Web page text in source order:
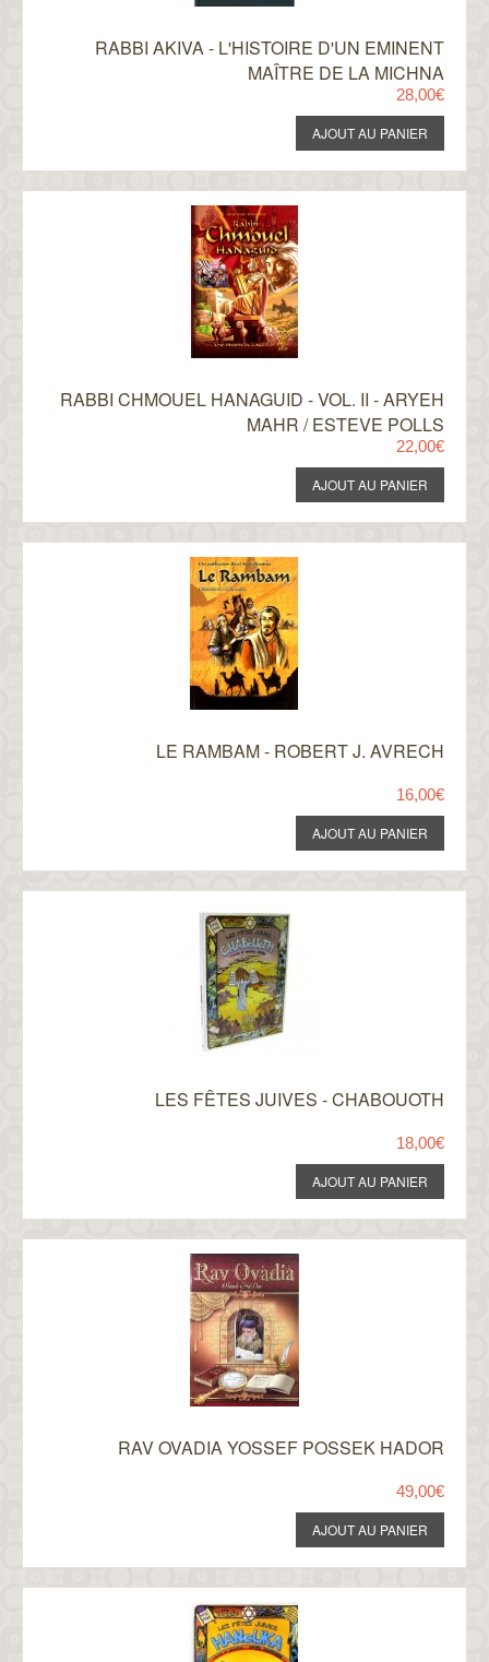
RABBI AKIVA - L'HISTOIRE D'UN EMINENT
MAÎTRE DE LA MICHNA
28,00€
RABBI CHMOUEL HANAGUID - VOL. II - ARYEH
MAHR / ESTEVE POLLS
22,00€
LE RAMBAM - ROBERT J. AVRECH
16,00€
LES FÊTES JUIVES - CHABOUOTH
18,00€
RAV OVADIA YOSSEF POSSEK HADOR
49,00€